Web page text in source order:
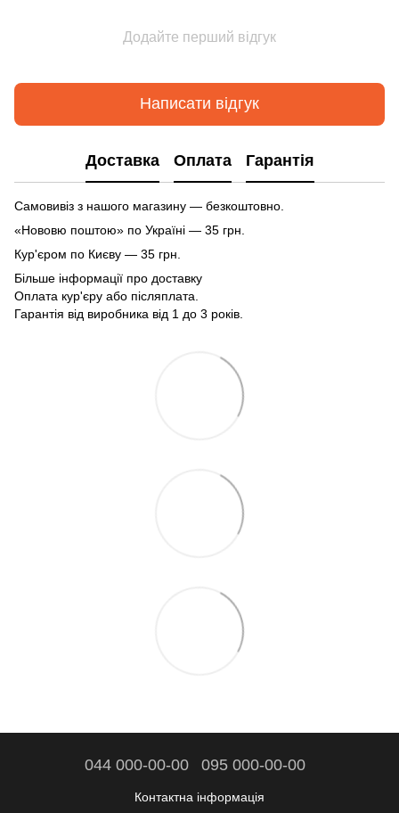
Додайте перший відгук
Написати відгук
Доставка Оплата Гарантія
Самовивіз з нашого магазину — безкоштовно.
«Нововю поштою» по Україні — 35 грн.
Кур'єром по Києву — 35 грн.
Більше інформації про доставку
Оплата кур'єру або післяплата.
Гарантія від виробника від 1 до 3 років.
044 000-00-00 095 000-00-00
Контактна інформація